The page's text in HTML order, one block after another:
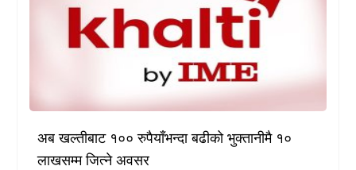
अब खल्तीबाट १०० रुपैयाँभन्दा बढीको भुक्तानीमै १०
लाखसम्म जित्ने अवसर